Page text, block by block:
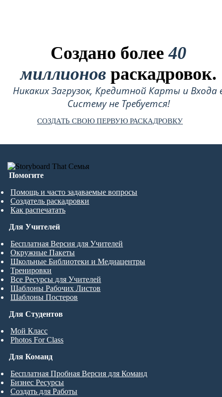
Создано более40
миллионов раскадровок.
Никаких Загрузок, Кредитной Карты и Входа
Систему не Требуется!
СОЗДАТЬ СВОЮ ПЕРВУЮ РАСКАДРОВКУ
Помогите
Помощь и часто задаваемые вопросы
Создатель раскадровки
Как распечатать
Для Студентов
Мой Класс
Photos For Class
Для Учителей
Бесплатная Версия для Учителей
Окружные Пакеты
Школьные Библиотеки и Медиацентры
Тренировки
Все Ресурсы для Учителей
Шаблоны Рабочих Листов
Шаблоны Постеров
Для Команд
Бесплатная Пробная Версия для Команд
Бизнес Ресурсы
Создать для Работы